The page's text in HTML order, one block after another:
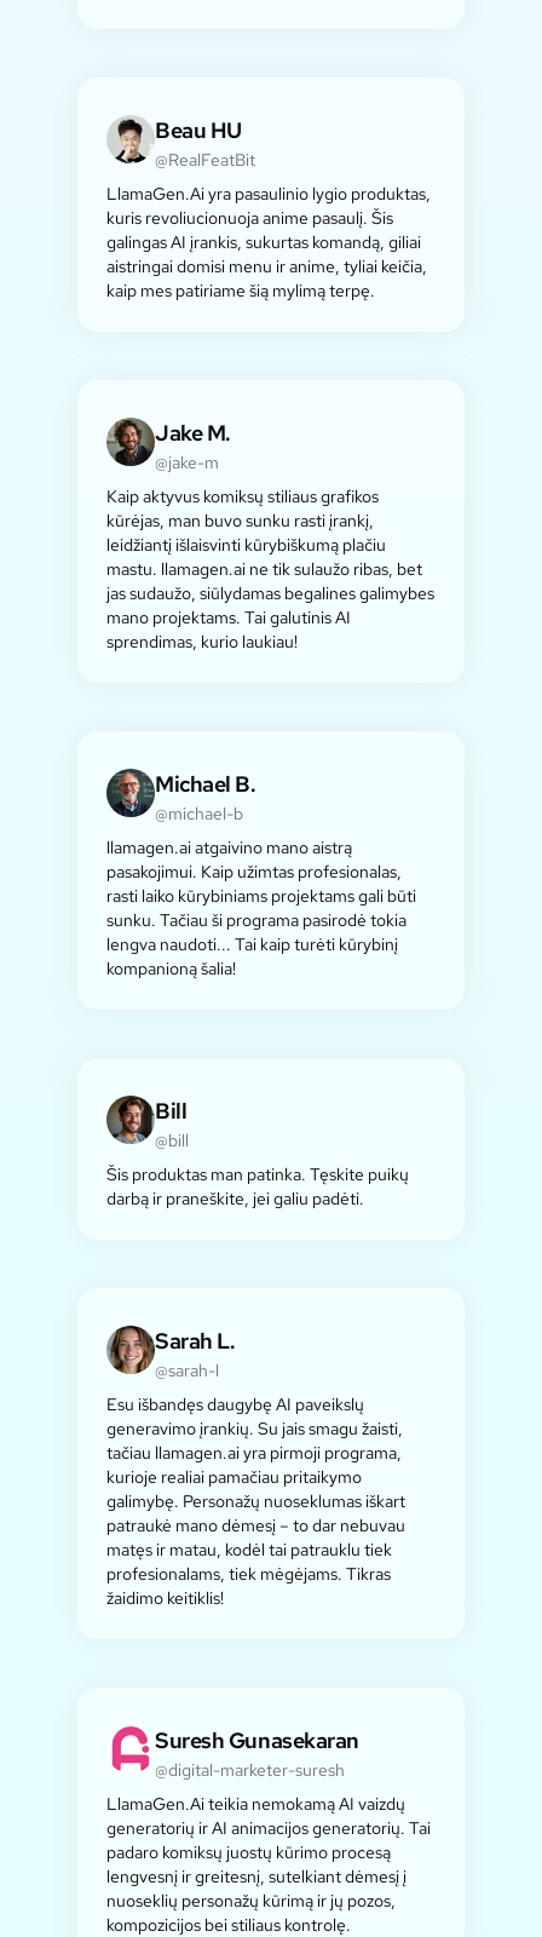
Beau HU
@RealFeatBit
LlamaGen.Ai yra pasaulinio lygio produktas,
kuris revoliucionuoja anime pasaulį. Šis
galingas AI įrankis, sukurtas komandą, giliai
aistringai domisi menu ir anime, tyliai keičia,
kaip mes patiriame šią mylimą terpę.
Jake M.
@jake-m
Kaip aktyvus komiksų stiliaus grafikos
kūrėjas, man buvo sunku rasti įrankį,
leidžiantį išlaisvinti kūrybiškumą plačiu
mastu. llamagen.ai ne tik sulaužo ribas, bet
jas sudaužo, siūlydamas begalines galimybes
mano projektams. Tai galutinis AI
sprendimas, kurio laukiau!
Michael B.
@michael-b
llamagen.ai atgaivino mano aistrą
pasakojimui. Kaip užimtas profesionalas,
rasti laiko kūrybiniams projektams gali būti
sunku. Tačiau ši programa pasirodė tokia
lengva naudoti... Tai kaip turėti kūrybinį
kompanioną šalia!
Bill
@bill
Šis produktas man patinka. Tęskite puikų
darbą ir praneškite, jei galiu padėti.
Sarah L.
@sarah-l
Esu išbandęs daugybę AI paveikslų
generavimo įrankių. Su jais smagu žaisti,
tačiau llamagen.ai yra pirmoji programa,
kurioje realiai pamačiau pritaikymo
galimybę. Personažų nuoseklumas iškart
patraukė mano dėmesį – to dar nebuvau
matęs ir matau, kodėl tai patrauklu tiek
profesionalams, tiek mėgėjams. Tikras
žaidimo keitiklis!
Suresh Gunasekaran
@digital-marketer-suresh
LlamaGen.Ai teikia nemokamą AI vaizdų
generatorių ir AI animacijos generatorių. Tai
padaro komiksų juostų kūrimo procesą
lengvesnį ir greitesnį, sutelkiant dėmesį į
nuoseklių personažų kūrimą ir jų pozos,
kompozicijos bei stiliaus kontrolę.